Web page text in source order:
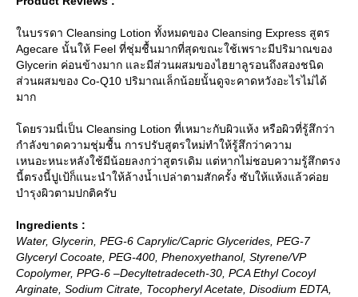
นบรรดา Cleansing Lotion ทั้งหมดของ Cleansing Express สูตร
Agecare นั้นให้ Feel ที่ชุ่มชื้นมากที่สุดขณะใช้เพราะมีปริมาณของ
Glycerin ค่อนข้างมาก และมีส่วนผสมของไฮยาลูรอนถึงสองชนิด
ส่วนผสมของ Co-Q10 ปริมาณเล็กน้อยนั้นดูจะคาดหวังอะไรไม่ได้
มาก
ดยรวมนี่เป็น Cleansing Lotion ที่เหมาะกับผิวแห้ง หรือผิวที่รู้สึกว่า
กำลังขาดความชุ่มชื้น การปรับสูตรใหม่ทำให้รู้สึกว่าความ
เหนอะหนะหลังใช้มีน้อยลงกว่าสูตรเดิม แต่หากไม่ชอบความรู้สึกตรง
นี้ตรงนี้ปูเป้ก็แนะนำให้ล้างน้ำเปล่าตามสักครั้ง ซับให้แห้งแล้วค่อ
บำรุงผิวตามปกติครับ
Ingredients :
Water, Glycerin, PEG-6 Caprylic/Capric Glycerides, PEG-7
Glyceryl Cocoate, PEG-400, Phenoxyethanol, Styrene/VP
Copolymer, PPG-6 –Decyltetradeceth-30, PCA Ethyl Cocoyl
Arginate, Sodium Citrate, Tocopheryl Acetate, Disodium EDTA,